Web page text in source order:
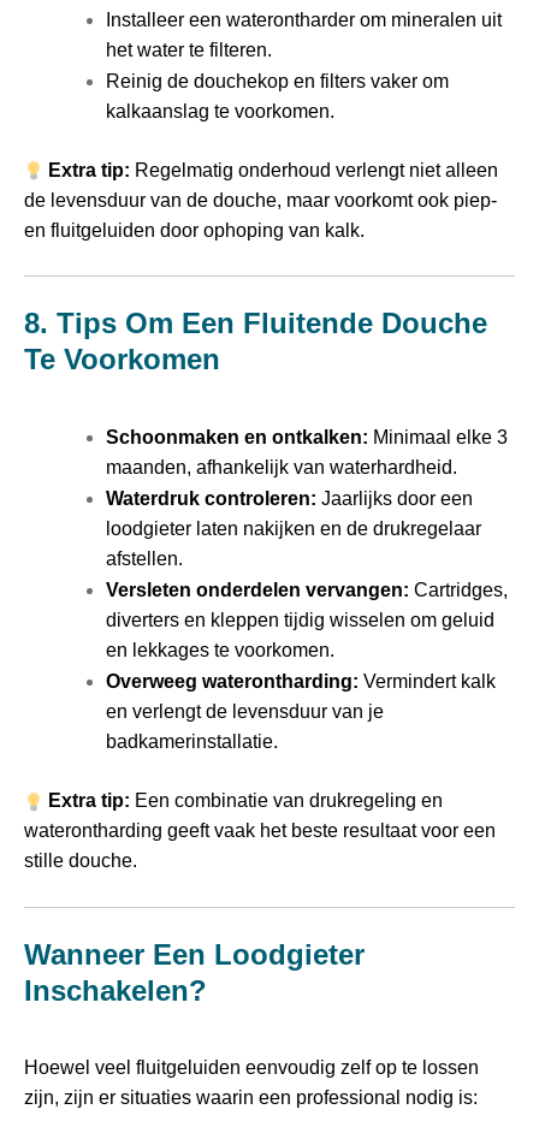
Installeer een waterontharder om mineralen uit
het water te filteren.
Reinig de douchekop en filters vaker om
kalkaanslag te voorkomen.
Extra tip: Regelmatig onderhoud verlengt niet alleen
de levensduur van de douche, maar voorkomt ook piep-
en fluitgeluiden door ophoping van kalk.
8. Tips Om Een Fluitende Douche
Te Voorkomen
Schoonmaken en ontkalken: Minimaal elke 3
maanden, afhankelijk van waterhardheid.
Waterdruk controleren: Jaarlijks door een
loodgieter laten nakijken en de drukregelaar
afstellen.
Versleten onderdelen vervangen: Cartridges,
diverters en kleppen tijdig wisselen om geluid
en lekkages te voorkomen.
Overweeg waterontharding: Vermindert kalk
en verlengt de levensduur van je
badkamerinstallatie.
Extra tip: Een combinatie van drukregeling en
waterontharding geeft vaak het beste resultaat voor een
stille douche.
Wanneer Een Loodgieter
Inschakelen?
Hoewel veel fluitgeluiden eenvoudig zelf op te lossen
zijn, zijn er situaties waarin een professional nodig is: